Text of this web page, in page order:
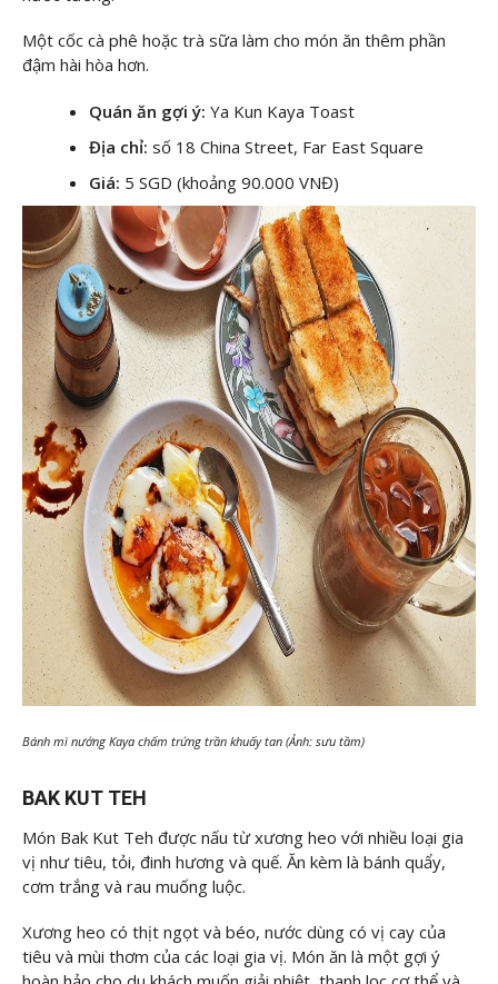
Một cốc cà phê hoặc trà sữa làm cho món ăn thêm phần
đậm hài hòa hơn.
Quán ăn gợi ý: Ya Kun Kaya Toast
Địa chỉ: số 18 China Street, Far East Square
Giá: 5 SGD (khoảng 90.000 VNĐ)
Bánh mì nướng Kaya chấm trứng trần khuấy tan (Ảnh: sưu tầm)
BAK KUT TEH
Món Bak Kut Teh được nấu từ xương heo với nhiều loại gia
vị như tiêu, tỏi, đinh hương và quế. Ăn kèm là bánh quẩy,
cơm trắng và rau muống luộc.
Xương heo có thịt ngọt và béo, nước dùng có vị cay của
tiêu và mùi thơm của các loại gia vị. Món ăn là một gợi ý